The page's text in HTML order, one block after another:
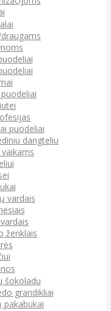
puodeliai
dangteliu
vardais
ženklais
šokoladu
grandikliai